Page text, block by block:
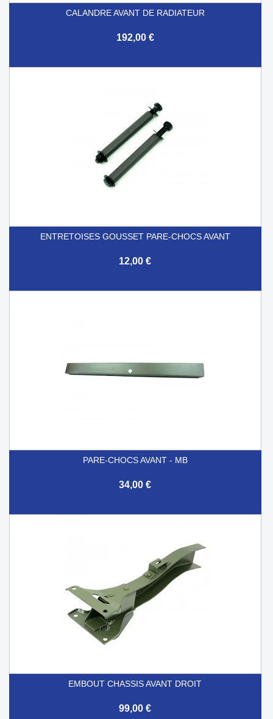
CALANDRE AVANT DE RADIATEUR
192,00 €
ENTRETOISES GOUSSET PARE-CHOCS AVANT
12,00 €
PARE-CHOCS AVANT - MB
34,00 €
EMBOUT CHASSIS AVANT DROIT
99,00 €